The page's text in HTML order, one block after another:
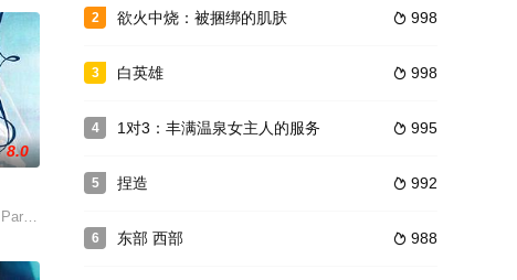
饰演一位才智过人律师，他搜集
Jim (罗宾布雷兹饰)经常光顾他的公寓. John迷恋酒吧主的女
8.0
dressmaker, seduces his friend&
2  998
欲火中烧：被捆绑的肌肤
3  998
白英雄
4  995
1对3：丰满温泉女主人的服务
5  992
捏造
6  988
东部 西部